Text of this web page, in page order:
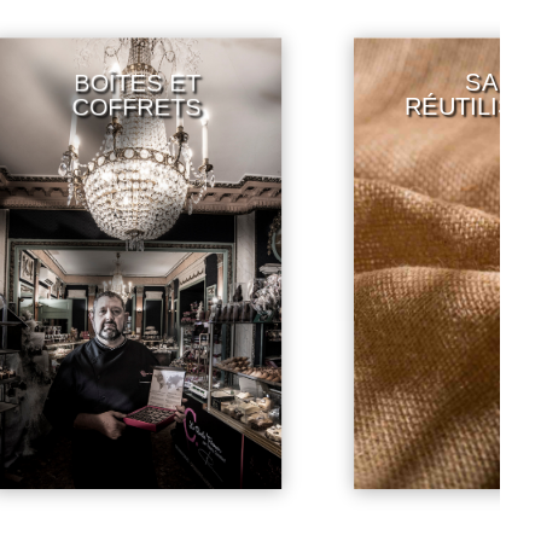
BOÎTES ET
COFFRETS
SACS